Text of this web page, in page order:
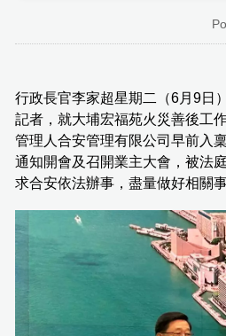
行政長官李家超星期二（6月9日
記者，就大埔宏福苑火災善後工
管理人合安管理有限公司早前入
通知開會及召開業主大會，被法
求合安依法辦事，盡量做好相關事